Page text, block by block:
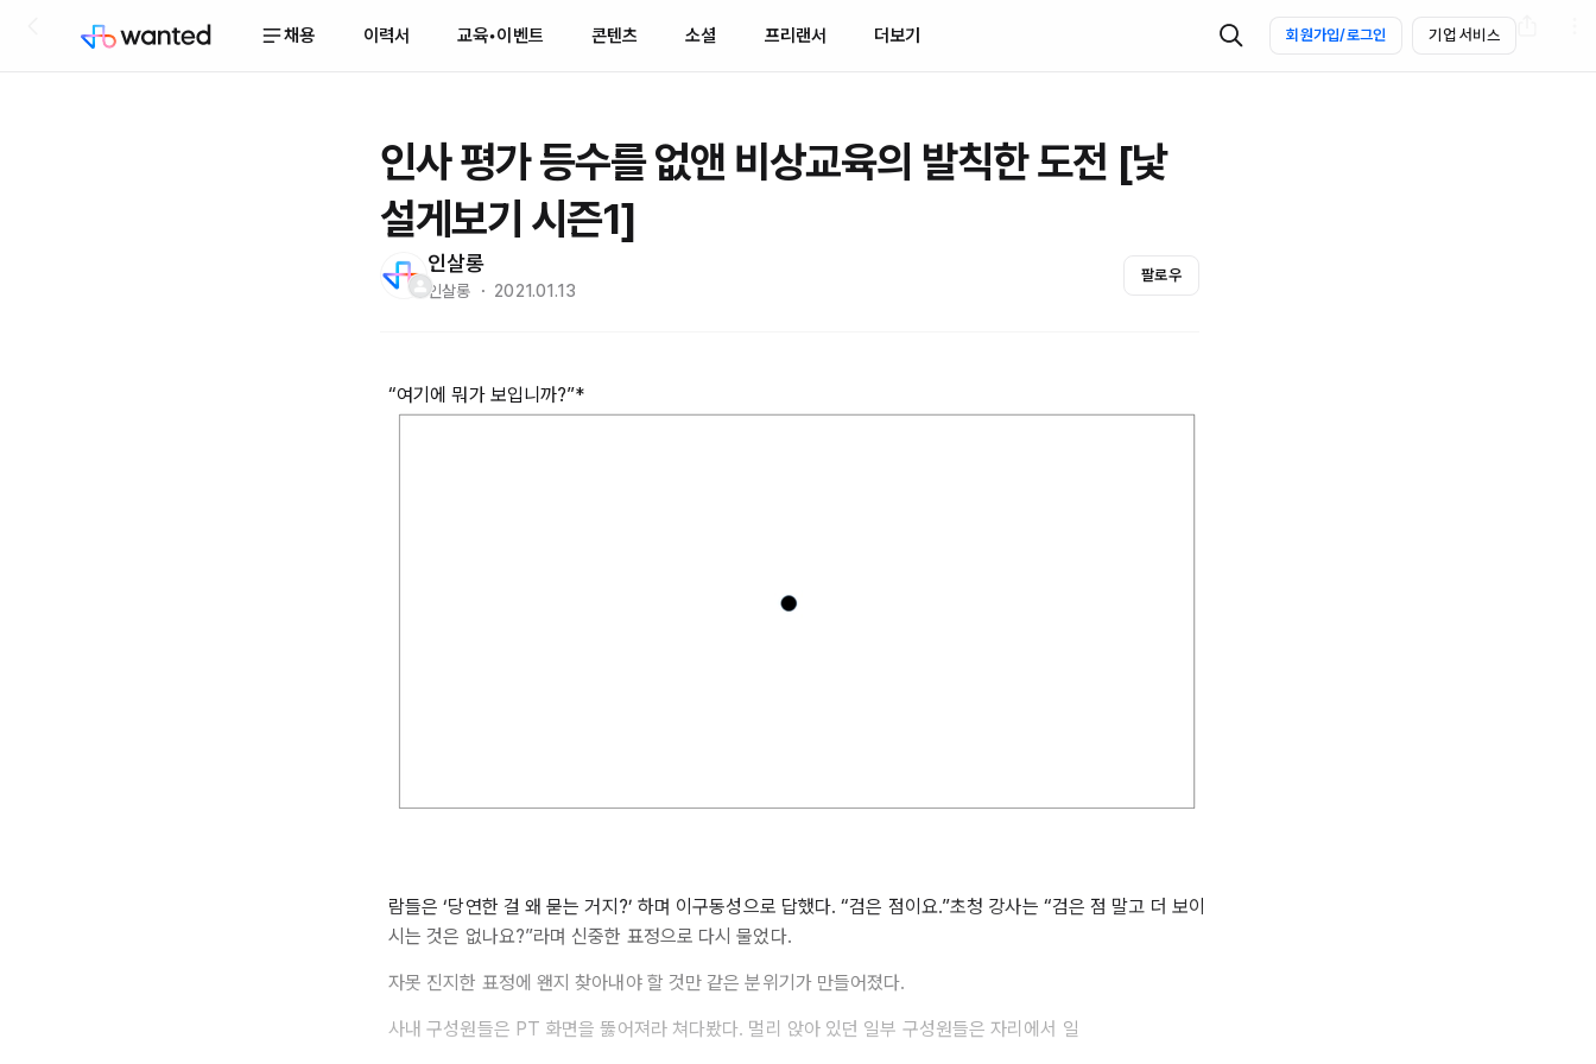
채용 이력서 교육•이벤트 콘텐츠 소셜 프리랜서 더보기 회원가입/로그인 기업 서비스
인사 평가 등수를 없앤 비상교육의 발칙한 도전 [낯
설게보기 시즌1]
인살롱
인살롱 ・ 2021.01.13
팔로우
“여기에 뭐가 보입니까?”*
람들은 ‘당연한 걸 왜 묻는 거지?’ 하며 이구동성으로 답했다. “검은 점이요.”초청 강사는 “검은 점 말고 더 보이
시는 것은 없나요?”라며 신중한 표정으로 다시 물었다.
자못 진지한 표정에 왠지 찾아내야 할 것만 같은 분위기가 만들어졌다.
사내 구성원들은 PT 화면을 뚫어져라 쳐다봤다. 멀리 앉아 있던 일부 구성원들은 자리에서 일